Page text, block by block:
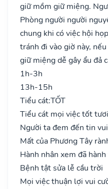
giữ mồm giữ miệng.
Phòng người người
chung khi có việc hội
tránh đi vào giờ này,
giữ miệng dễ gây ẩu đả
1h-3h
13h-15h
Tiểu cát:TỐT
Tiểu cát mọi việc tốt tươi
Người ta đem đến tin
Mất của Phương Tây
Hành nhân xem đã
Bệnh tật sửa lễ cầu trời
Mọi việc thuận lợi vui